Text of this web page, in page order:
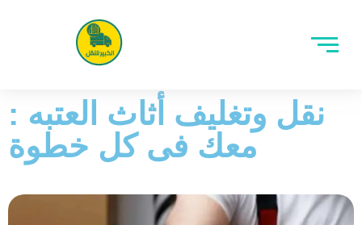
نقل وتغليف أثاث العتبه :
معك فى كل خطوة